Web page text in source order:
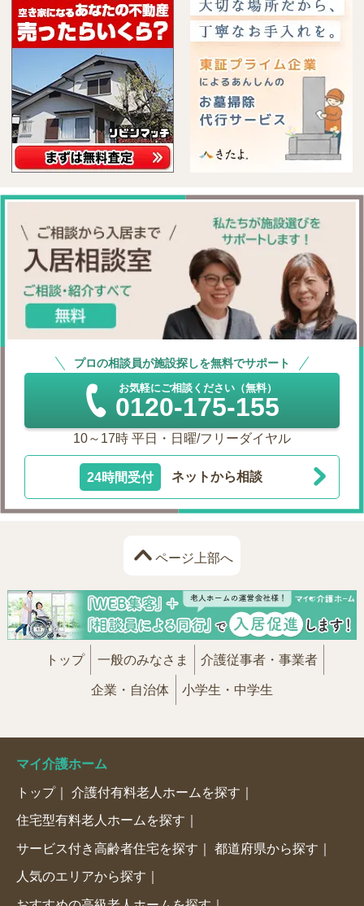
プロの相談員が施設探しを無料でサポート
お気軽にご相談ください（無料）
0120-175-155
10～17時 平日・日曜/フリーダイヤル
24時間受付 ネットから相談
ページ上部へ
トップ 一般のみなさま 介護従事者・事業者
企業・自治体 小学生・中学生
マイ介護ホーム
トップ 介護付有料老人ホームを探す
住宅型有料老人ホームを探す
サービス付き高齢者住宅を探す 都道府県から探す
人気のエリアから探す